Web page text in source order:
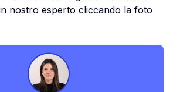
nostro esperto cliccando la foto